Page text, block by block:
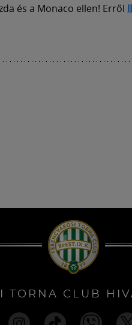
és a Monaco ellen! Erről
TORNA CLUB